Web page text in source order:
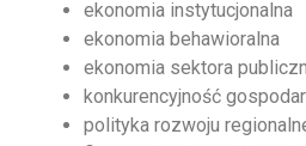
ekonomia instytucjonalna
ekonomia behawioralna
ekonomia sektora
konkurencyjność
polityka rozwoju